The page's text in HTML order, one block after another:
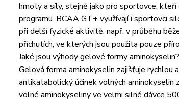
hmoty a síly, stejně jako pro sportovce,
programu. BCAA GT+ využívají i sportovci
při delší fyzické aktivitě, např. v průběhu
příchutích, ve kterých jsou použita pouze
Jaké jsou výhody gelové formy aminokyselin?
Gelová forma aminokyselin zajišťuje
antikatabolický účinek volných aminokyselin
volné aminokyseliny ve velmi silné dávce